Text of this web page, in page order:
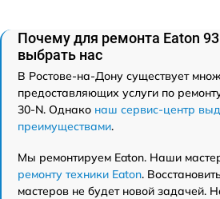
Почему для ремонта Eaton
выбрать нас
В Ростове-на-Дону существует
предоставляющих услуги по
30-N. Однако наш сервис-центр
преимуществами.
Мы ремонтируем Eaton. Наши
ремонту техники Eaton.
мастеров не будет новой задачей.